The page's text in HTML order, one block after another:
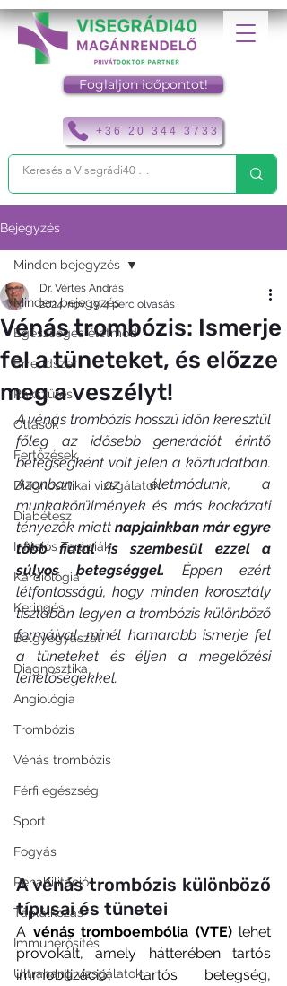
+36 20 344 3733
Foglaljon időpontot!
Bejegyzés
Minden bejegyzés
Egészséges életmód
Érrendszer
Rákszűrés
Oltások
Fertőzések
Diagnosztikai vizsgálatok
Diabétesz
Infúziós Terápiák
Kardiológia
Keringés
Belgyógyászat
Diagnosztika
Angiológia
Trombózis
Vénás trombózis
Férfi egészség
Sport
Fogyás
Rehabilitáció
Táplálkozás
Immunerősítés
Ultrahang vizsgálatok
Minden bejegyzés
Vénás trombózis: Ismerje
fel a tüneteket, és előzze
meg a veszélyt!
Dr. Vértes András
2024. nov. 19.4 perc olvasás
A vénás trombózis hosszú időn keresztül
főleg az idősebb generációt érintő
betegségként volt jelen a köztudatban.
Azonban az életmódunk, a
munkakörülmények és más kockázati
tényezők miatt napjainkban már egyre
több fiatal is szembesül ezzel a
súlyos betegséggel.
Éppen ezért
létfontosságú, hogy minden korosztály
tisztában legyen a trombózis különböző
formáival, minél hamarabb ismerje fel
a tüneteket és éljen a megelőzési
lehetőségekkel.
A vénás trombózis különböző
típusai és tünetei
A vénás tromboembólia (VTE) lehet
provokált, amely hátterében tartós
immobilizáció, tartós betegség,